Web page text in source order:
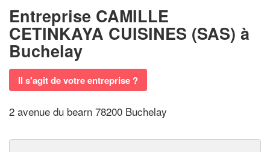
Entreprise CAMILLE
CETINKAYA CUISINES (SAS) à
Buchelay
Il s'agit de votre entreprise ?
2 avenue du bearn 78200 Buchelay